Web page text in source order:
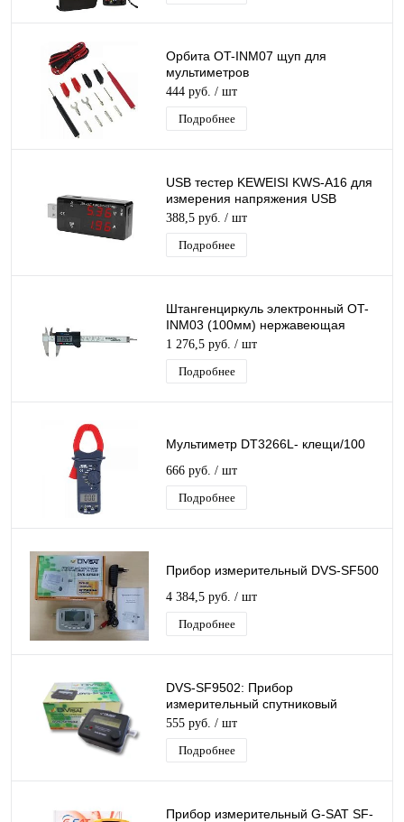
Орбита OT-INM07 щуп для
мультиметров
(1000В,крокодилы)/200
444 руб. / шт
Подробнее
USB тестер KEWEISI KWS-A16 для
измерения напряжения USB
портов, зарядных устройств,
Powerbank
388,5 руб. / шт
Подробнее
Штангенциркуль электронный OT-
INM03 (100мм) нержавеющая
сталь глубиномер,Высокий
показатели точности
1 276,5 руб. / шт
Подробнее
Мультиметр DT3266L- клещи/100
666 руб. / шт
Подробнее
Прибор измерительный DVS-SF500
4 384,5 руб. / шт
Подробнее
DVS-SF9502: Прибор
измерительный спутниковый
стрелочный со светодиодной
индикацией DiViSat (100)
555 руб. / шт
Подробнее
Прибор измерительный G-SAT SF-